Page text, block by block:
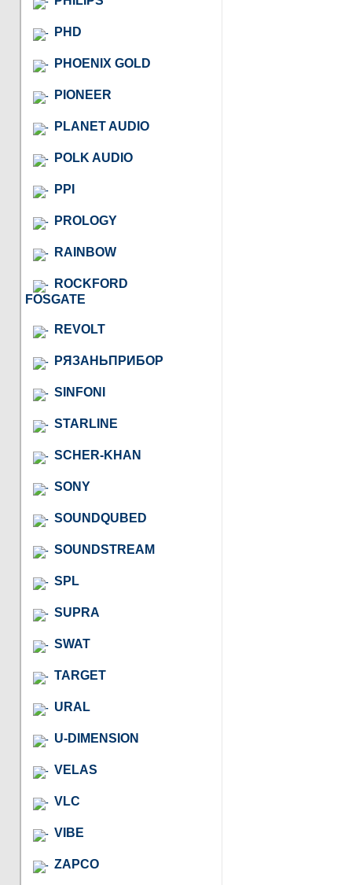
PHD
PHOENIX GOLD
PIONEER
PLANET AUDIO
POLK AUDIO
PPI
PROLOGY
RAINBOW
ROCKFORD
FOSGATE
REVOLT
РЯЗАНЬПРИБОР
SINFONI
STARLINE
SCHER-KHAN
SONY
SOUNDQUBED
SOUNDSTREAM
SPL
SUPRA
SWAT
TARGET
URAL
U-DIMENSION
VELAS
VLC
VIBE
ZAPCO